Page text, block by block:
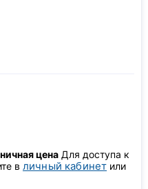
цена Для доступа к
в личный кабинет или